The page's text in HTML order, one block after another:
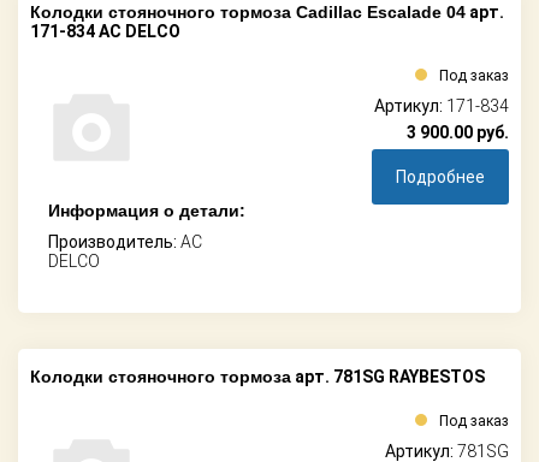
Колодки стояночного тормоза Cadillac Escalade 04 арт.
171-834 AC DELCO
Информация о детали:
Производитель: AC
DELCO
Под заказ
Артикул: 171-834
3 900.00 руб.
Подробнее
Колодки стояночного тормоза арт. 781SG RAYBESTOS
Под заказ
Артикул: 781SG